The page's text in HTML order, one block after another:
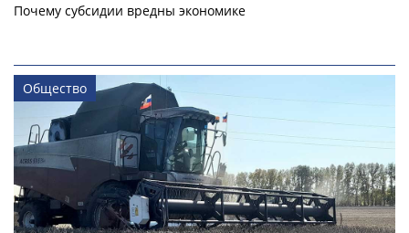
Почему субсидии вредны экономике
Общество